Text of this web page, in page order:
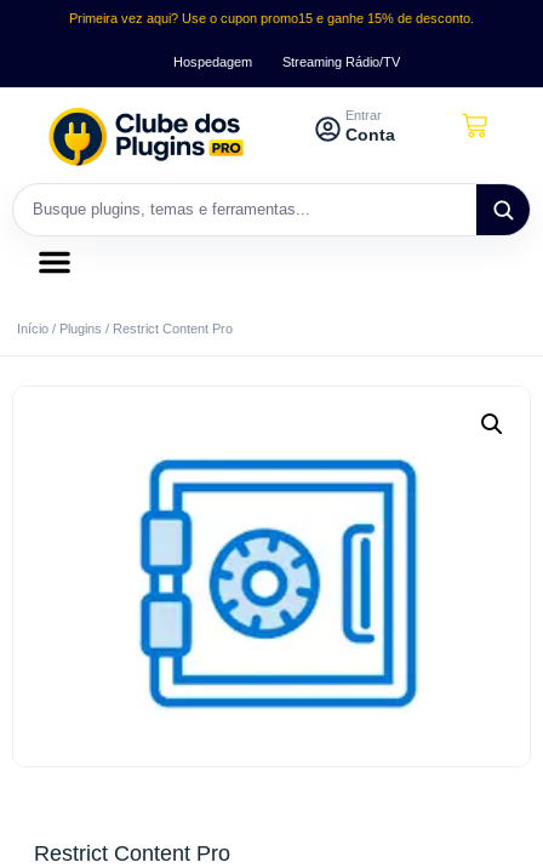
Primeira vez aqui? Use o cupon promo15 e ganhe 15% de desconto.
Hospedagem Streaming Rádio/TV
Entrar
Conta
Início / Plugins / Restrict Content Pro
Restrict Content Pro